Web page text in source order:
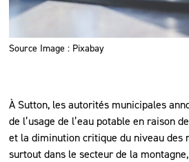
Source Image : Pixabay
À Sutton, les autorités municipales
de l’usage de l’eau potable en raison
et la diminution critique du niveau des
surtout dans le secteur de la